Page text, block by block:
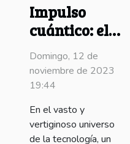
Impulso
cuántico: el
futuro de la
computación
Domingo, 12 de
noviembre de 2023
19:44
En el vasto y
vertiginoso universo
de la tecnología, un